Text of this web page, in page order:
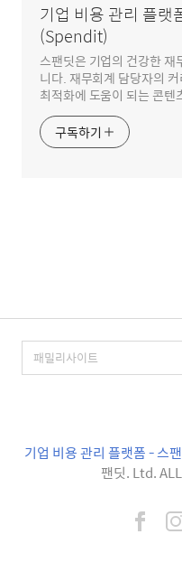
기업 비용 관리 플랫
(Spendit)
스팬딧은 기업의 건강한 재
니다. 재무회계 담당자의
최적화에 도움이 되는 콘텐
구독하기
기업 비용 관리 플랫폼 - 스
팬딧. Ltd.